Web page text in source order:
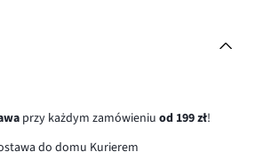
przy każdym zamówieniu od 199 zł!
do domu Kurierem